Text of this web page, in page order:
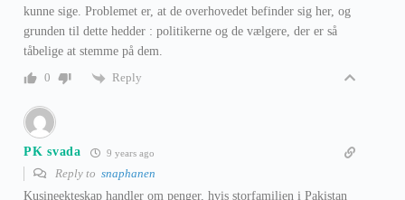
kunne sige. Problemet er, at de overhovedet befinder sig her, og
grunden til dette hedder : politikerne og de vælgere, der er så
tåbelige at stemme på dem.
0
Reply
PK svada 9 years ago
Reply to snaphanen
Kusineekteskap handler om penger, hvis storfamilien i Pakistan